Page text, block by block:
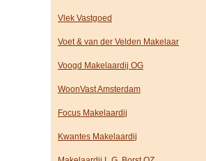
Vlek Vastgoed
Voet & van der Velden Makelaar
Voogd Makelaardij OG
WoonVast Amsterdam
Focus Makelaardij
Kwantes Makelaardij